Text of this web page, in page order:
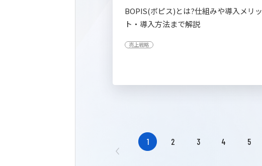
BOPIS(ボピス)とは?仕組みや導入メリッ
ト・導入方法まで解説
売上戦略
1 2 3 4 5